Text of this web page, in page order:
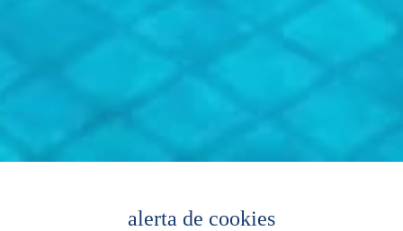
alerta de cookies